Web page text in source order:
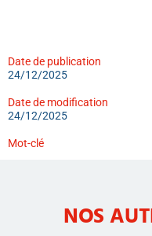
Date de publication
24/12/2025
Date de modification
24/12/2025
Mot-clé
NOS